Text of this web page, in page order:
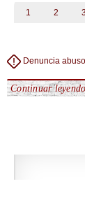
1
2 3
Denuncia
Continuar